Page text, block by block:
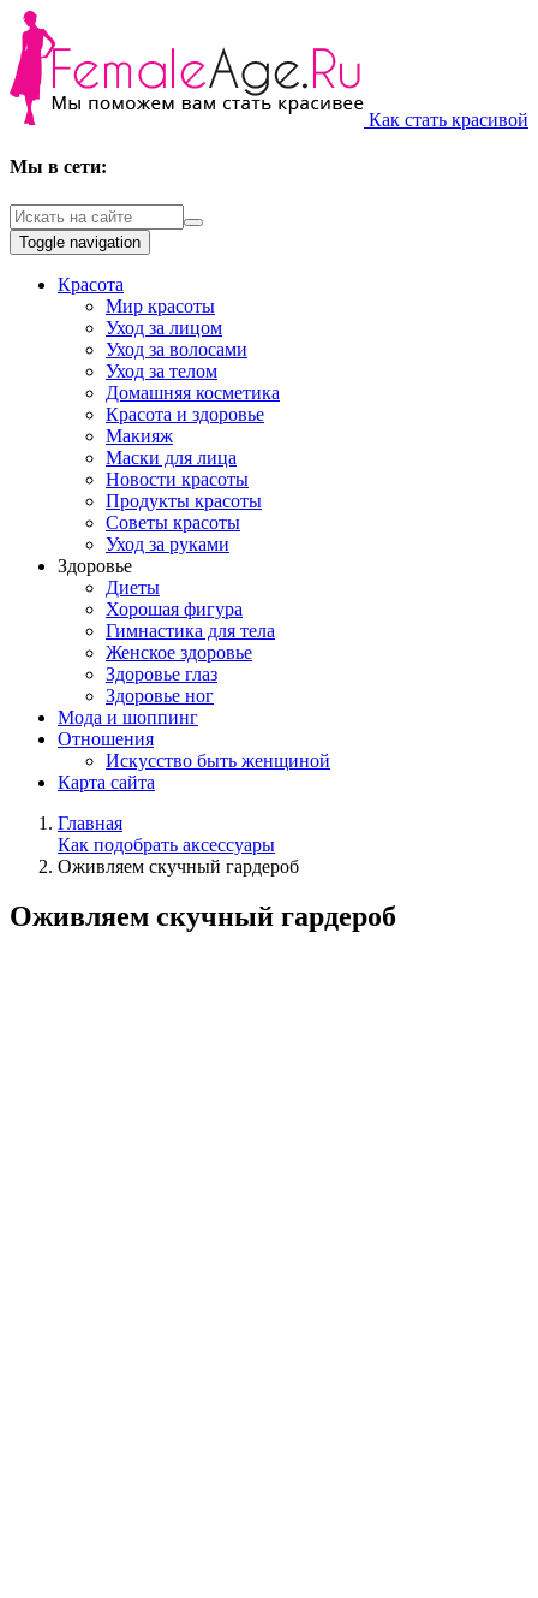
Как стать красивой
Мы в сети:
Toggle navigation
Красота
Мир красоты
Уход за лицом
Уход за волосами
Уход за телом
Домашняя косметика
Красота и здоровье
Макияж
Маски для лица
Новости красоты
Продукты красоты
Советы красоты
Уход за руками
Здоровье
Диеты
Хорошая фигура
Гимнастика для тела
Женское здоровье
Здоровье глаз
Здоровье ног
Мода и шоппинг
Отношения
Искусство быть женщиной
Карта сайта
Главная
Как подобрать аксессуары
Оживляем скучный гардероб
Оживляем скучный гардероб